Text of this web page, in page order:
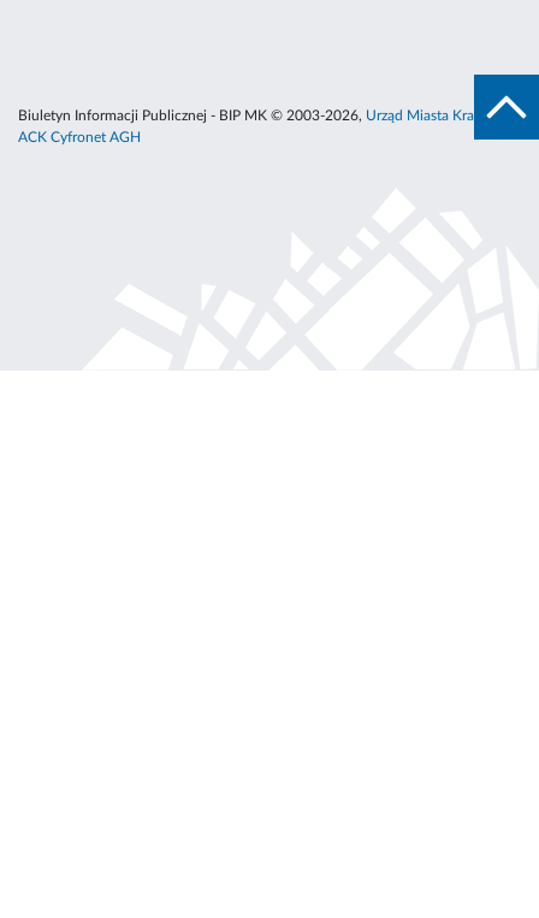
Biuletyn Informacji Publicznej - BIP MK © 2003-2026, Urząd Miasta Krakowa
ACK Cyfronet AGH